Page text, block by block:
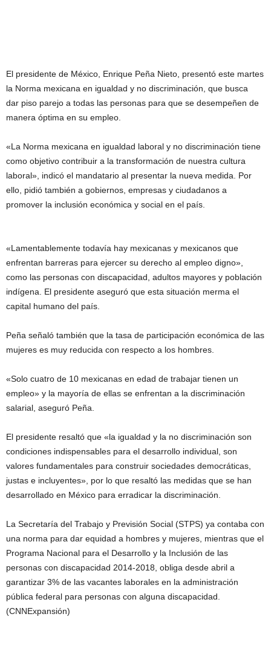
El presidente de México, Enrique Peña Nieto, presentó este martes
la Norma mexicana en igualdad y no discriminación, que busca
dar piso parejo a todas las personas para que se desempeñen de
manera óptima en su empleo.
«La Norma mexicana en igualdad laboral y no discriminación tiene
como objetivo contribuir a la transformación de nuestra cultura
laboral», indicó el mandatario al presentar la nueva medida. Por
ello, pidió también a gobiernos, empresas y ciudadanos a
promover la inclusión económica y social en el país.
«Lamentablemente todavía hay mexicanas y mexicanos que
enfrentan barreras para ejercer su derecho al empleo digno»,
como las personas con discapacidad, adultos mayores y población
indígena. El presidente aseguró que esta situación merma el
capital humano del país.
Peña señaló también que la tasa de participación económica de las
mujeres es muy reducida con respecto a los hombres.
«Solo cuatro de 10 mexicanas en edad de trabajar tienen un
empleo» y la mayoría de ellas se enfrentan a la discriminación
salarial, aseguró Peña.
El presidente resaltó que «la igualdad y la no discriminación son
condiciones indispensables para el desarrollo individual, son
valores fundamentales para construir sociedades democráticas,
justas e incluyentes», por lo que resaltó las medidas que se han
desarrollado en México para erradicar la discriminación.
La Secretaría del Trabajo y Previsión Social (STPS) ya contaba con
una norma para dar equidad a hombres y mujeres, mientras que el
Programa Nacional para el Desarrollo y la Inclusión de las
personas con discapacidad 2014-2018, obliga desde abril a
garantizar 3% de las vacantes laborales en la administración
pública federal para personas con alguna discapacidad.
(CNNExpansión)